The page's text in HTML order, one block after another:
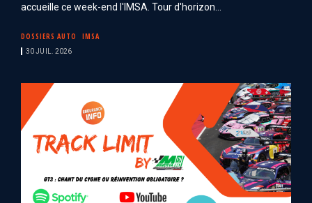
accueille ce week-end l'IMSA. Tour d'horizon...
DOSSIERS AUTO IMSA
30 JUIL. 2026